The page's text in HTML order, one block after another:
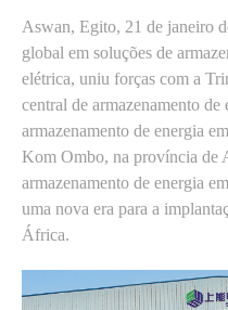
Aswan, Egito, 21 de janeiro
global em soluções de
elétrica, uniu forças com a
central de armazenamento
armazenamento de energia
Kom Ombo, na província de
armazenamento de energia
uma nova era para a
África.